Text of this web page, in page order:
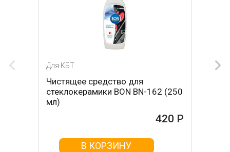
Для КБТ
Чистящее средство для
стеклокерамики BON BN-162 (250
мл)
420 Р
В КОРЗИНУ
Для КБТ
Скребок для ухода за
стеклокерамикой BON BN-603
В КОРЗИНУ